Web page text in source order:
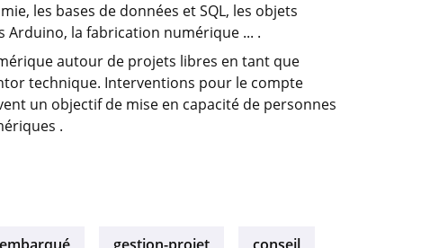
les bases de données et SQL, les objets
la fabrication numérique ... .
autour de projets libres en tant que
technique. Interventions pour le compte
un objectif de mise en capacité de personnes
.